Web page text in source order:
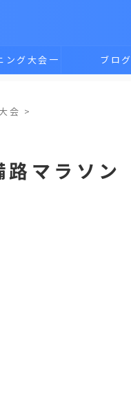
ング大会一 ブログ
会 >
路マラソン